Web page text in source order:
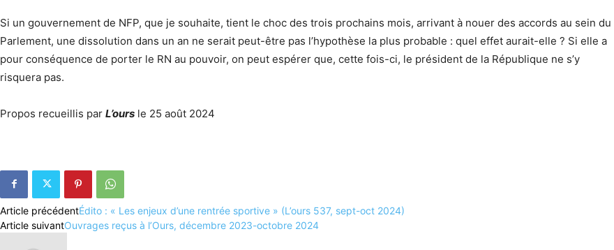
Si un gouvernement de NFP, que je souhaite, tient le choc des trois prochains mois, arrivant à nouer des accords au sein du
Parlement, une dissolution dans un an ne serait peut-être pas l’hypothèse la plus probable : quel effet aurait-elle ? Si elle a
pour conséquence de porter le RN au pouvoir, on peut espérer que, cette fois-ci, le président de la République ne s’y
risquera pas.
Propos recueillis par L’ours le 25 août 2024
Article précédentÉdito : « Les enjeux d’une rentrée sportive » (L’ours 537, sept-oct 2024)
Article suivantOuvrages reçus à l’Ours, décembre 2023-octobre 2024